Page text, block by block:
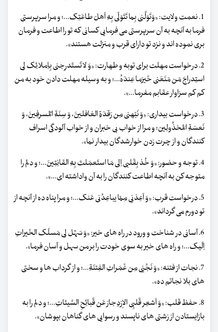
1. نعمت ولایت: «وَتَوَلَّنی بِما تَتَوَلّی بِهِ اَهلَ طاعَتِک...؛ و مرا سرپرستی
فرما به آنچه به آن سرپرستی می فرمایی کسانی که تو را اطاعت و فرمان
بری نموده اند و نزد تو دارای قرب و منزلت هستند».
2. درخواست مهلت برای توبه و طهارت: «وَ لا تَستَدرِجنی بِاِملائِک لِی
استِدراجَ مَن مَنَعَنی خَیرَما عِندَهُ...؛ و به وسیله مهلت دادن خود به من
کم کم سزاوار عقابم مفرما...».
3. درخواست بیداری: «وَ نَبّهنی مِن رَقدَةِ الغافلینَ، وَ سِنَةِ المُسرفِینَ، وَ
نَعسَةِ المَخذُولِین؛ و مرا از خواب بی خبران و از خواب آلودگی اسراف
کنندگان و از چرت زدن خوارشدگان بیدار نما».
4. توجه و حضور: «وَ خُذ بِقَلبی اِلی مَا استَعمَلتَ بِهِ القانِتِینَ...؛ و دلم را
متوجه کن به آنچه اطاعت کنندگان را به آن واداشته ای...».
5. درخواست قرب: «وَ اَعِذنِی مِمّا یباعِدُنی عَنک...؛ و مرا پناه ده از آنچه از
تو دورم می گرداند».
6. آسانی در شناخت و ورود در راه های خیر: «وَ سَهِّل لِی مَسلَک الخَیراتِ
اِلَیک...؛ و راه های خیر به سوی خودت را بر من سهل و آسان فرما».
7. نجات از فتنه: «وَ نَجِّنِی مِن غَمَراتِ الفِتنَةِ...؛ و از گرداب ها و سختی
های بلا نجاتم ده».
8. حفظ قلب: «وَ اَشعِر قَلبِی الاِزدِجارَ عَن قَبائِحِ السَّیئاتِ...؛ و دلم را به
بازایستادن از زشتی های ناپسند و رسوایی های گناهان بپوشان».